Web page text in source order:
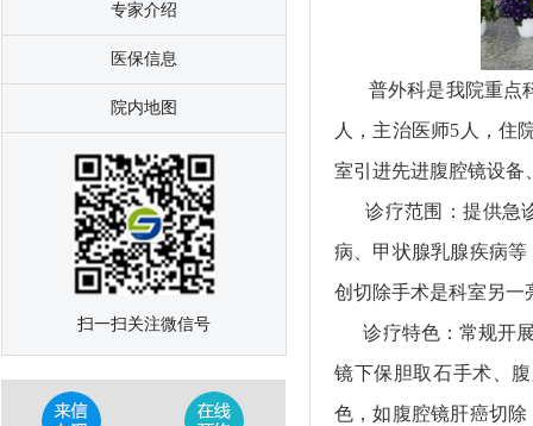
专家介绍
医保信息
院内地图
扫一扫关注微信号
普外科是我院重点科
人，主治医师5人，住
室引进先进腹腔镜设备
诊疗范围：提供急诊
病、甲状腺乳腺疾病
创切除手术是科室另一
诊疗特色：常规开展
镜下保胆取石手术、
色，如腹腔镜肝癌切